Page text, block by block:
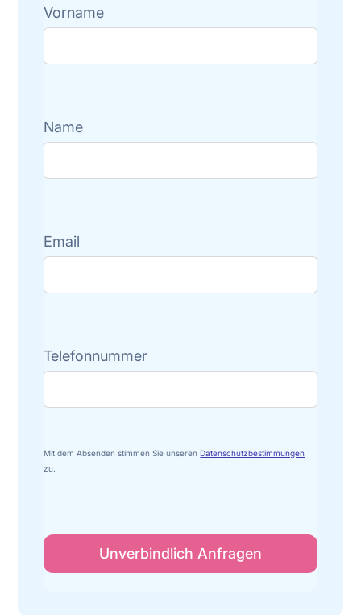
Vorname
Name
Email
Telefonnummer
Mit dem Absenden stimmen Sie unserenDatenschutzbestimmungen
zu.